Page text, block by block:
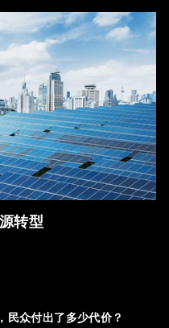
转型
民众付出了多少代价？